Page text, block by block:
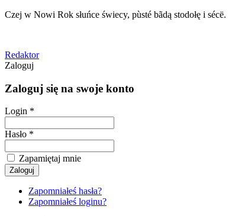
Czej w Nowi Rok słuńce świecy, pùsté bãdą stodołę i sécë.
Redaktor
Zaloguj
Zaloguj się na swoje konto
Login *
Hasło *
Zapamiętaj mnie
Zapomniałeś hasła?
Zapomniałeś loginu?